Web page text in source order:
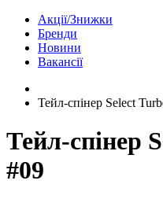
Акції/Знижки
Бренди
Новини
Вакансії
Тейл-спінер Select
Тейл-спінер
#09